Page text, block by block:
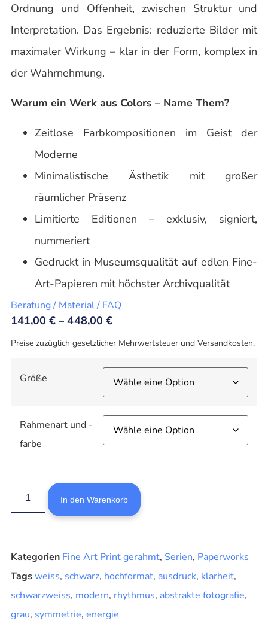
Ordnung und Offenheit, zwischen Struktur und
Interpretation. Das Ergebnis: reduzierte Bilder mit
maximaler Wirkung – klar in der Form, komplex in
der Wahrnehmung.
Warum ein Werk aus Colors – Name Them?
Zeitlose Farbkompositionen im Geist der
Moderne
Minimalistische Ästhetik mit großer
räumlicher Präsenz
Limitierte Editionen – exklusiv, signiert,
nummeriert
Gedruckt in Museumsqualität auf edlen Fine-
Art-Papieren mit höchster Archivqualität
Beratung / Material / FAQ
141,00€ –448,00 €
Preise zuzüglich gesetzlicher Mehrwertsteuer und Versandkosten.
Größe
Rahmenart und -
farbe
In den Warenkorb
Kategorien Fine Art Print gerahmt, Serien, Paperworks
Tagsweiss, schwarz, hochformat, ausdruck, klarheit,
schwarzweiss, modern, rhythmus, abstrakte fotografie,
grau, symmetrie, energie